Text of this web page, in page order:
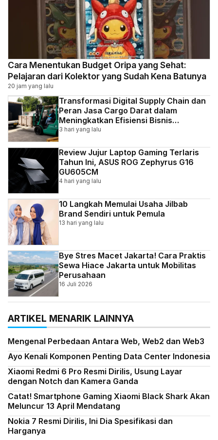
Cara Menentukan Budget Oripa yang Sehat:
Pelajaran dari Kolektor yang Sudah Kena Batunya
20 jam yang lalu
Transformasi Digital Supply Chain dan
Peran Jasa Cargo Darat dalam
Meningkatkan Efisiensi Bisnis
Indonesia
3 hari yang lalu
Review Jujur Laptop Gaming Terlaris
Tahun Ini, ASUS ROG Zephyrus G16
GU605CM
4 hari yang lalu
10 Langkah Memulai Usaha Jilbab
Brand Sendiri untuk Pemula
13 hari yang lalu
Bye Stres Macet Jakarta! Cara Praktis
Sewa Hiace Jakarta untuk Mobilitas
Perusahaan
16 Juli 2026
ARTIKEL MENARIK LAINNYA
Mengenal Perbedaan Antara Web, Web2 dan Web3
Ayo Kenali Komponen Penting Data Center Indonesia
Xiaomi Redmi 6 Pro Resmi Dirilis, Usung Layar
dengan Notch dan Kamera Ganda
Catat! Smartphone Gaming Xiaomi Black Shark Akan
Meluncur 13 April Mendatang
Nokia 7 Resmi Dirilis, Ini Dia Spesifikasi dan
Harganya